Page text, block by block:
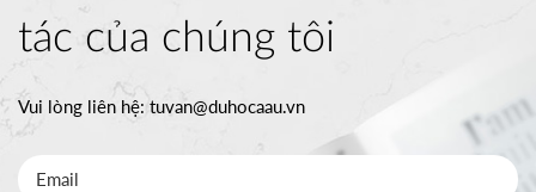
tác của chúng tôi
Vui lòng liên hệ:tuvan@duhocaau.vn